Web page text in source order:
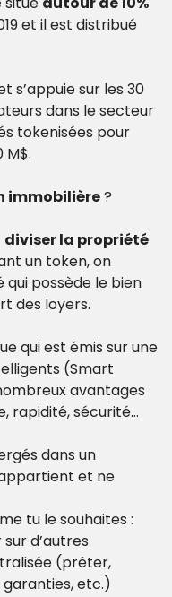
et il est distribué
s’appuie sur les 30
dans le secteur
tokenisées pour
M$.
immobilière ?
diviser la propriété
un token, on
possède le bien
des loyers.
qui est émis sur une
(Smart
avantages
rapidité, sécurité…
et ne
tu le souhaites :
d’autres
(prêter,
etc.)